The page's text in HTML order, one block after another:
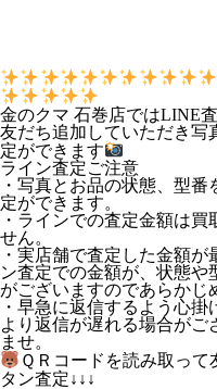
金のクマ 石巻店ではLINE
友だち追加していただき写
定ができます
ライン査定ご注意
・写真とお品の状態、型
定ができます。
・ラインでの査定金額は
せん。
・実店舗で査定した金額
ン査定での金額が、状態や
がございますのであらかじ
・早急に返信するよう心
より返信が遅れる場合がご
ませ。
ＱＲコードを読み取っ
タン査定↓↓↓